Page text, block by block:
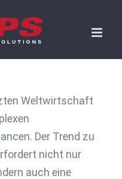
Weltwirtschaft
Der Trend zu
nicht nur
auch eine